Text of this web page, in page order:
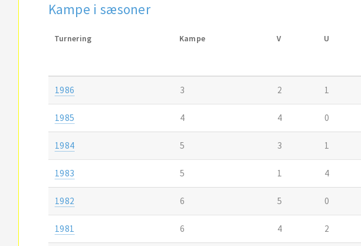
Kampe i sæsoner
Turnering Kampe V U
1986 3 2 1
1985 4 4 0
1984 5 3 1
1983 5 1 4
1982 6 5 0
1981 6 4 2